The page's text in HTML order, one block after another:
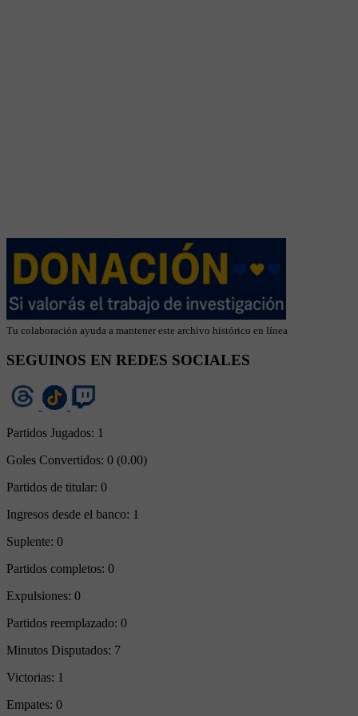
Tu colaboración ayuda a mantener este archivo histórico en línea
SEGUINOS EN REDES SOCIALES
Partidos Jugados: 1
Goles Convertidos: 0 (0.00)
Partidos de titular: 0
Ingresos desde el banco: 1
Suplente: 0
Partidos completos: 0
Expulsiones: 0
Partidos reemplazado: 0
Minutos Disputados: 7
Victorias: 1
Empates: 0